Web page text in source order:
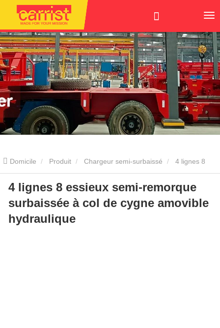
Domicile Produit Chargeur semi-surbaissé
essieux semi-remorque surbaissée à col de cygne amovible
hydraulique
4 lignes 8 essieux semi-remorque
surbaissée à col de cygne amovible
hydraulique